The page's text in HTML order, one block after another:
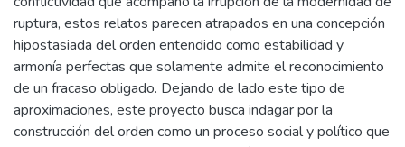
ruptura, estos relatos parecen atrapados en una concepción
hipostasiada del orden entendido como estabilidad y
armonía perfectas que solamente admite el reconocimiento
de un fracaso obligado. Dejando de lado este tipo de
aproximaciones, este proyecto busca indagar por la
construcción del orden como un proceso social y político que